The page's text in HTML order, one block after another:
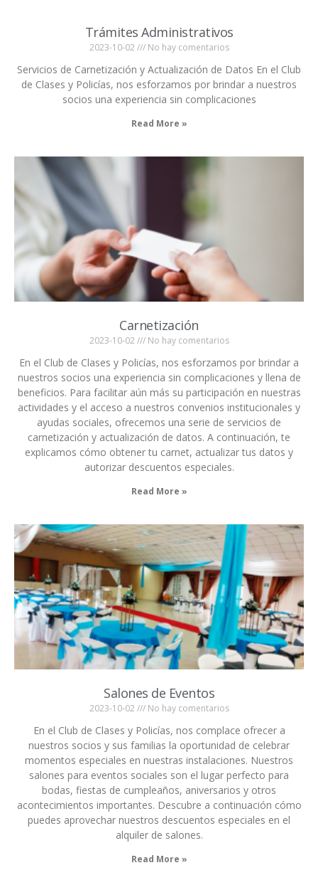
Trámites Administrativos
2023-10-02 No hay comentarios
Servicios de Carnetización y Actualización de Datos En el Club
de Clases y Policías, nos esforzamos por brindar a nuestros
socios una experiencia sin complicaciones
Read More »
Carnetización
2023-10-02 No hay comentarios
En el Club de Clases y Policías, nos esforzamos por brindar a
nuestros socios una experiencia sin complicaciones y llena de
beneficios. Para facilitar aún más su participación en nuestras
actividades y el acceso a nuestros convenios institucionales y
ayudas sociales, ofrecemos una serie de servicios de
carnetización y actualización de datos. A continuación, te
explicamos cómo obtener tu carnet, actualizar tus datos y
autorizar descuentos especiales.
Read More »
Salones de Eventos
2023-10-02 No hay comentarios
En el Club de Clases y Policías, nos complace ofrecer a
nuestros socios y sus familias la oportunidad de celebrar
momentos especiales en nuestras instalaciones. Nuestros
salones para eventos sociales son el lugar perfecto para
bodas, fiestas de cumpleaños, aniversarios y otros
acontecimientos importantes. Descubre a continuación cómo
puedes aprovechar nuestros descuentos especiales en el
alquiler de salones.
Read More »